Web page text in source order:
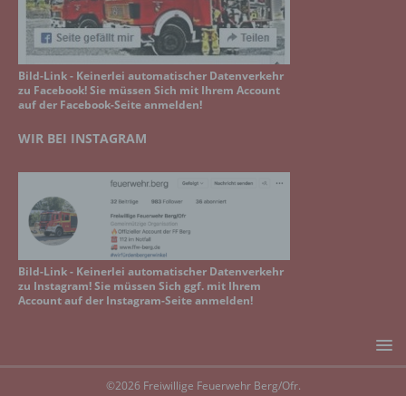
Bild-Link - Keinerlei automatischer Datenverkehr
zu Facebook! Sie müssen Sich mit Ihrem Account
auf der Facebook-Seite anmelden!
WIR BEI INSTAGRAM
Bild-Link - Keinerlei automatischer Datenverkehr
zu Instagram! Sie müssen Sich ggf. mit Ihrem
Account auf der Instagram-Seite anmelden!
©2026 Freiwillige Feuerwehr Berg/Ofr.